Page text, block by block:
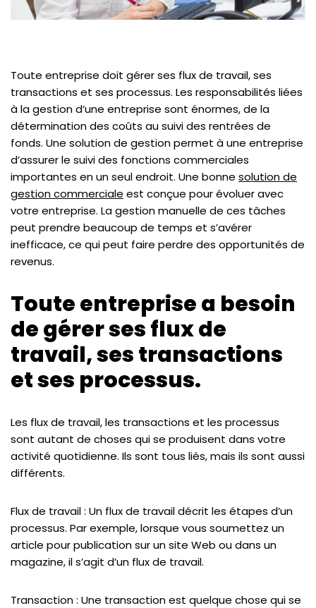
Toute entreprise doit gérer ses flux de travail, ses
transactions et ses processus. Les responsabilités liées
à la gestion d’une entreprise sont énormes, de la
détermination des coûts au suivi des rentrées de
fonds. Une solution de gestion permet à une entreprise
d’assurer le suivi des fonctions commerciales
importantes en un seul endroit. Une bonne solution de
gestion commerciale est conçue pour évoluer avec
votre entreprise. La gestion manuelle de ces tâches
peut prendre beaucoup de temps et s’avérer
inefficace, ce qui peut faire perdre des opportunités de
revenus.
Toute entreprise a besoin
de gérer ses flux de
travail, ses transactions
et ses processus.
Les flux de travail, les transactions et les processus
sont autant de choses qui se produisent dans votre
activité quotidienne. Ils sont tous liés, mais ils sont aussi
différents.
Flux de travail : Un flux de travail décrit les étapes d’un
processus. Par exemple, lorsque vous soumettez un
article pour publication sur un site Web ou dans un
magazine, il s’agit d’un flux de travail.
Transaction : Une transaction est quelque chose qui se